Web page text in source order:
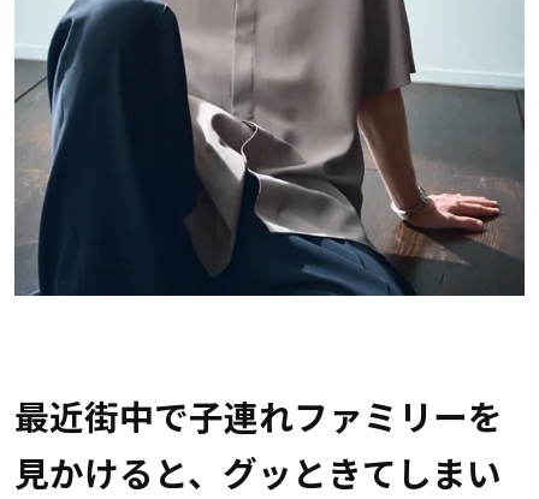
最近街中で子連れファミリーを
見かけると、グッときてしまい